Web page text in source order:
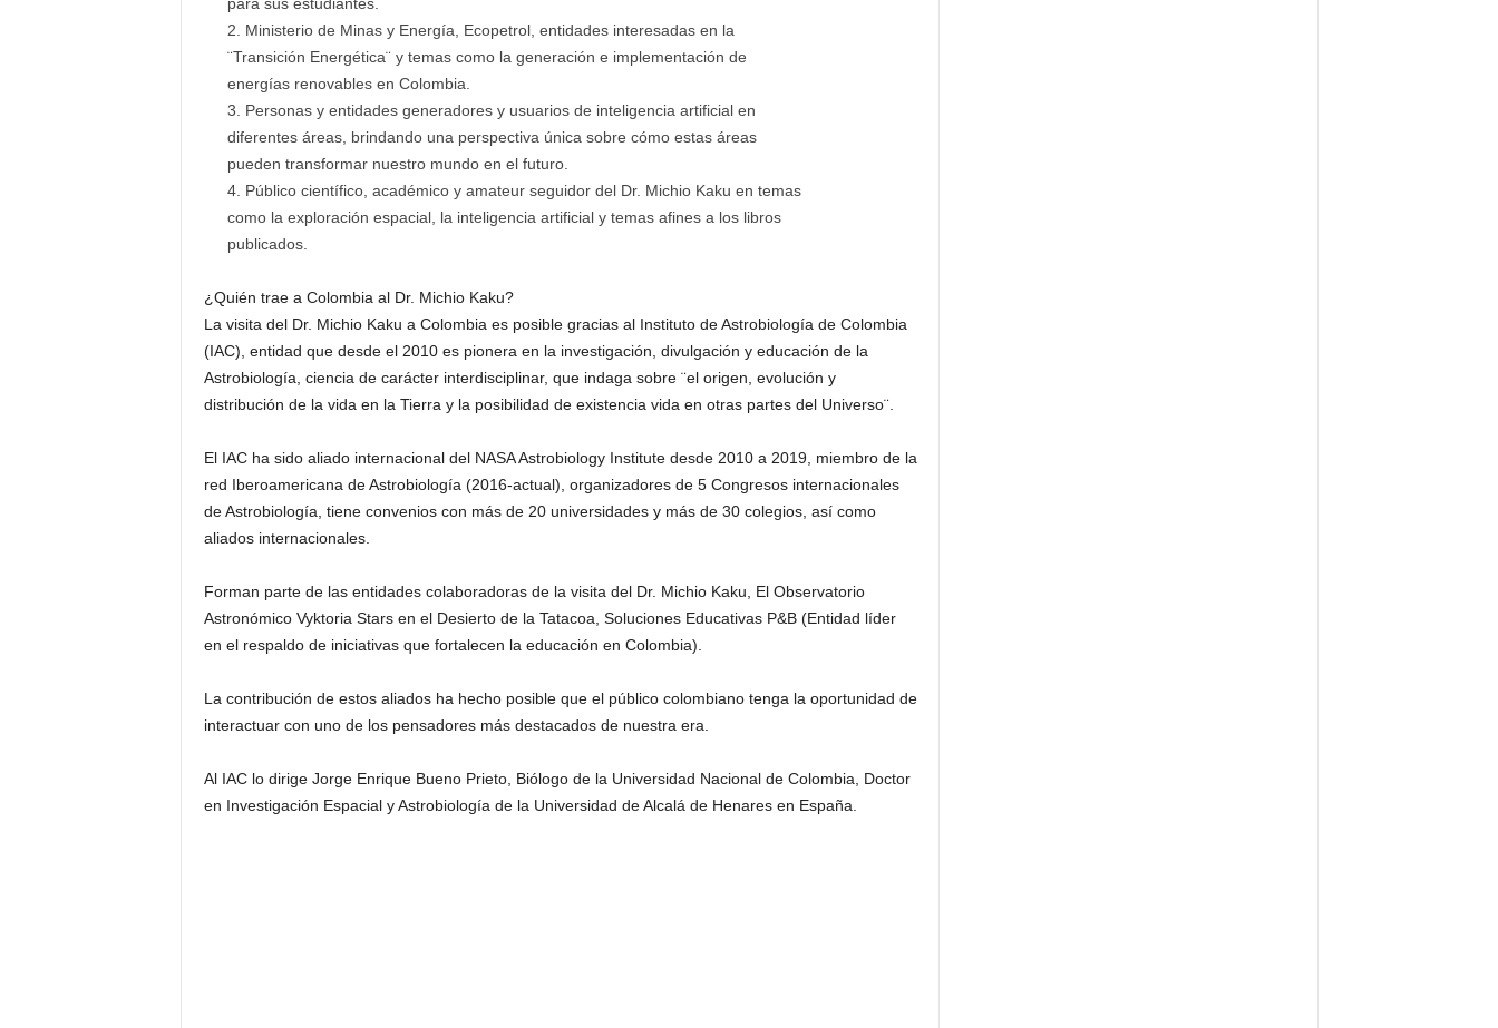
Ministerio de Minas y Energía, Ecopetrol, entidades interesadas en la
¨Transición Energética¨ y temas como la generación e implementación de
energías renovables en Colombia.
Personas y entidades generadores y usuarios de inteligencia artificial en
diferentes áreas, brindando una perspectiva única sobre cómo estas áreas
pueden transformar nuestro mundo en el futuro.
Público científico, académico y amateur seguidor del Dr. Michio Kaku en temas
como la exploración espacial, la inteligencia artificial y temas afines a los libros
publicados.
¿Quién trae a Colombia al Dr. Michio Kaku?
La visita del Dr. Michio Kaku a Colombia es posible gracias al Instituto de Astrobiología de Colombia
(IAC), entidad que desde el 2010 es pionera en la investigación, divulgación y educación de la
Astrobiología, ciencia de carácter interdisciplinar, que indaga sobre ¨el origen, evolución y
distribución de la vida en la Tierra y la posibilidad de existencia vida en otras partes del Universo¨.
El IAC ha sido aliado internacional del NASA Astrobiology Institute desde 2010 a 2019, miembro de la
red Iberoamericana de Astrobiología (2016-actual), organizadores de 5 Congresos internacionales
de Astrobiología, tiene convenios con más de 20 universidades y más de 30 colegios, así como
aliados internacionales.
Forman parte de las entidades colaboradoras de la visita del Dr. Michio Kaku, El Observatorio
Astronómico Vyktoria Stars en el Desierto de la Tatacoa, Soluciones Educativas P&B (Entidad líder
en el respaldo de iniciativas que fortalecen la educación en Colombia).
La contribución de estos aliados ha hecho posible que el público colombiano tenga la oportunidad de
interactuar con uno de los pensadores más destacados de nuestra era.
Al IAC lo dirige Jorge Enrique Bueno Prieto, Biólogo de la Universidad Nacional de Colombia, Doctor
en Investigación Espacial y Astrobiología de la Universidad de Alcalá de Henares en España.